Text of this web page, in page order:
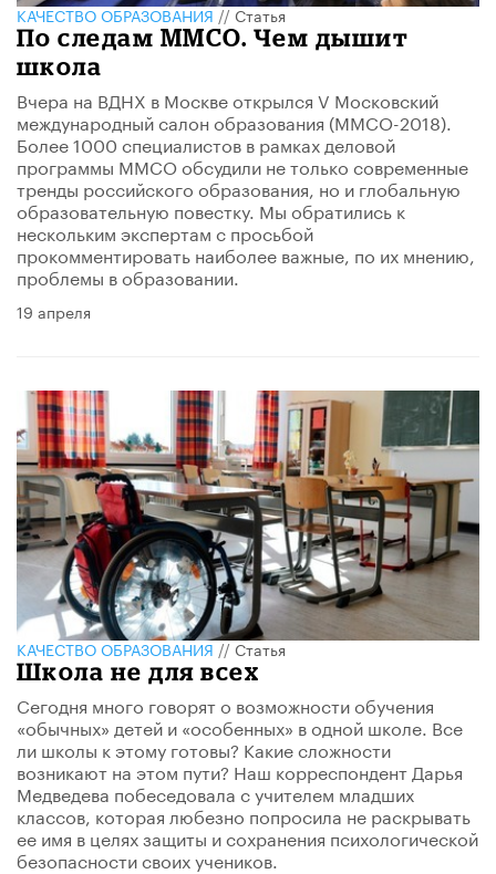
КАЧЕСТВО ОБРАЗОВАНИЯ//Статья
По следам ММСО. Чем дышит
школа
Вчера на ВДНХ в Москве открылся V Московский
международный салон образования (ММСО-2018).
Более 1000 специалистов в рамках деловой
программы ММСО обсудили не только современные
тренды российского образования, но и глобальную
образовательную повестку. Мы обратились к
нескольким экспертам с просьбой
прокомментировать наиболее важные, по их мнению,
проблемы в образовании.
19 апреля
КАЧЕСТВО ОБРАЗОВАНИЯ//Статья
Школа не для всех
Сегодня много говорят о возможности обучения
«обычных» детей и «особенных» в одной школе. Все
ли школы к этому готовы? Какие сложности
возникают на этом пути? Наш корреспондент Дарья
Медведева побеседовала с учителем младших
классов, которая любезно попросила не раскрывать
ее имя в целях защиты и сохранения психологической
безопасности своих учеников.